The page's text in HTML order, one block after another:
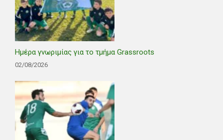
Ημέρα γνωριμίας για το τμήμα Grassroots
02/08/2026